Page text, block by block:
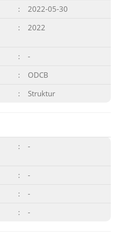
:
2022-05-30
: 2022
:
-
:
ODCB
: Struktur
: -
:
-
:
-
: -